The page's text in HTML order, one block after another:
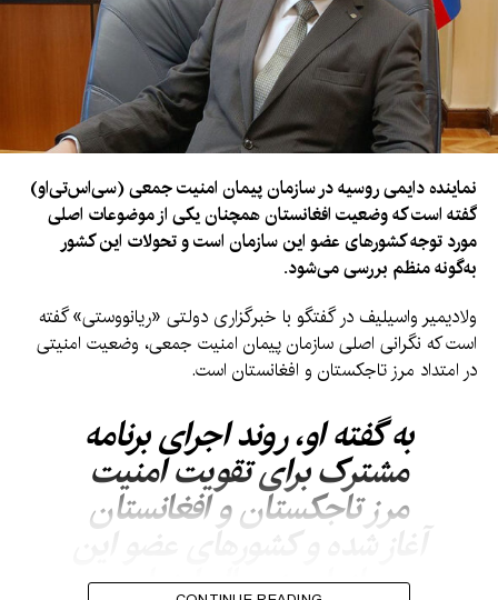
نماینده دایمی روسیه در سازمان پیمان امنیت جمعی (سی‌اس‌تی‌او)
گفته است که وضعیت افغانستان همچنان یکی از موضوعات اصلی
مورد توجه کشورهای عضو این سازمان است و تحولات این کشور
به‌گونه منظم بررسی می‌شود.
ولادیمیر واسیلیف در گفتگو با خبرگزاری دولتی «ریانووستی» گفته
است که نگرانی اصلی سازمان پیمان امنیت جمعی، وضعیت امنیتی
در امتداد مرز تاجکستان و افغانستان است.
به گفته او، روند اجرای برنامه
مشترک برای تقویت امنیت
مرز تاجکستان و افغانستان
آغاز شده و کشورهای عضو این
سازمان در حال ارزیابی